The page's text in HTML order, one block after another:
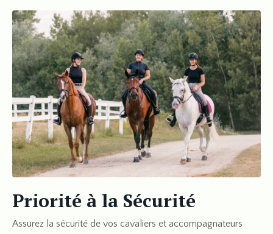
Priorité à la Sécurité
Assurez la sécurité de vos cavaliers et accompagnateurs